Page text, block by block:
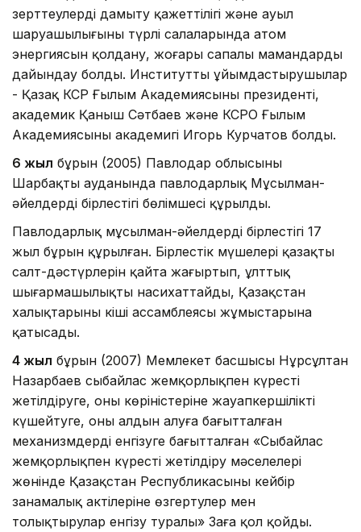
зерттеулерді дамыту қажеттілігі және ауыл
шаруашылығының түрлі салаларында атом
энергиясын қолдану, жоғары сапалы мамандарды
дайындау болды. Институтты ұйымдастырушылар
- Қазақ КСР Ғылым Академиясының президенті,
академик Қаныш Сәтбаев және КСРО Ғылым
Академиясының академигі Игорь Курчатов болды.
6 жыл бұрын (2005) Павлодар облысының
Шарбақты ауданында павлодарлық Мұсылман-
әйелдердің бірлестігі бөлімшесі құрылды.
Павлодарлық мұсылман-әйелдердің бірлестігі 17
жыл бұрын құрылған. Бірлестік мүшелері қазақтың
салт-дәстүрлерін қайта жаңғыртып, ұлттық
шығармашылықты насихаттайды, Қазақстан
халықтарының кіші ассамблеясы жұмыстарына
қатысады.
4 жыл бұрын (2007) Мемлекет басшысы Нұрсұлтан
Назарбаев сыбайлас жемқорлықпен күресті
жетілдіруге, оның көріністеріне жауапкершілікті
күшейтуге, оның алдын алуға бағытталған
механизмдерді енгізуге бағытталған «Сыбайлас
жемқорлықпен күресті жетілдіру мәселелері
жөнінде Қазақстан Республикасының кейбір
заңнамалық актілеріне өзгертулер мен
толықтырулар енгізу туралы» Заңға қол қойды.